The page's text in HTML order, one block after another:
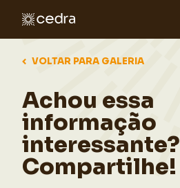
VOLTAR PARA GALERIA
Achou essa
informação
interessante?
Compartilhe!